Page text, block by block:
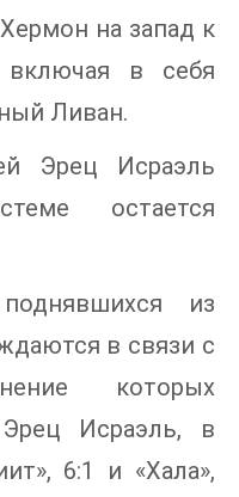
на запад к
в себя
Ливан.
Эрец Исраэль
остается
из
в связи с
которых
Исраэль, в
6:1 и «Хала»,